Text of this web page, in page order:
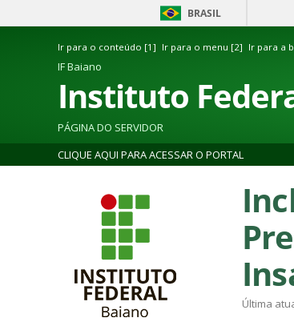
BRASIL
Ir para o conteúdo [1] Ir para o menu [2] Ir para a
IF Baiano
Instituto
PÁGINA DO SERVIDOR
CLIQUE AQUI PARA ACESSAR O PORTAL
Última